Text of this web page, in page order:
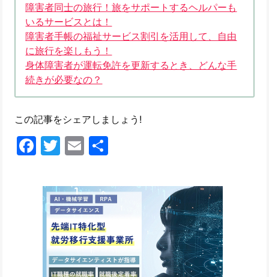
障害者同士の旅行！旅をサポートするヘルパーも
いるサービスとは！
障害者手帳の福祉サービス割引を活用して、自由
に旅行を楽しもう！
身体障害者が運転免許を更新するとき、どんな手
続きが必要なの？
この記事をシェアしましょう!
Facebook
Twitter
Email